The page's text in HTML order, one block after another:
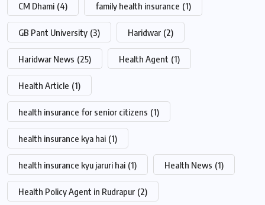
CM Dhami (4) family health insurance (1)
GB Pant University (3) Haridwar (2)
Haridwar News (25) Health Agent (1)
Health Article (1)
health insurance for senior citizens (1)
health insurance kya hai (1)
health insurance kyu jaruri hai (1) Health News (1)
Health Policy Agent in Rudrapur (2)